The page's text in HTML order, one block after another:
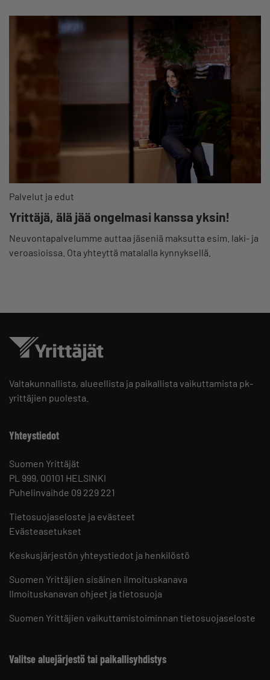
Palvelut ja edut
Yrittäjä, älä jää ongelmasi kanssa yksin!
Neuvontapalvelumme auttaa jäseniä maksutta esim. laki- ja
veroasioissa. Ota yhteyttä matalalla kynnyksellä.
Valtakunnallista, alueellista ja paikallista vaikuttamista pk-
yrittäjien puolesta.
Yhteystiedot
Suomen Yrittäjät
PL 999, 00101 HELSINKI
Puhelinvaihde 09 229 221
Tietosuojaseloste ja evästeet
Evästeasetukset
Keskusjärjestön yhteystiedot ja henkilöstö
Suomen Yrittäjien sisäinen ilmoituskanava
Ilmoituskanavan ohjeet ja tietosuoja
Suomen Yrittäjien vaikuttamistoiminnan tietosuojaseloste
Valitse aluejärjestö tai paikallisyhdistys